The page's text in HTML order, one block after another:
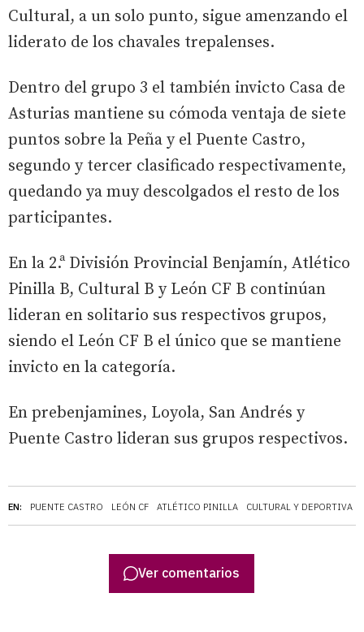
EN: PUENTE CASTRO LEÓN CF ATLÉTICO PINILLA CULTURAL Y DEPORTIVA
Cultural, a un solo punto, sigue amenzando el
liderato de los chavales trepalenses.
Dentro del grupo 3 el también invicto Casa de
Asturias mantiene su cómoda ventaja de siete
puntos sobre la Peña y el Puente Castro,
segundo y tercer clasificado respectivamente,
quedando ya muy descolgados el resto de los
participantes.
En la 2.ª División Provincial Benjamín, Atlético
Pinilla B, Cultural B y León CF B continúan
lideran en solitario sus respectivos grupos,
siendo el León CF B el único que se mantiene
invicto en la categoría.
En prebenjamines, Loyola, San Andrés y
Puente Castro lideran sus grupos respectivos.
Ver comentarios